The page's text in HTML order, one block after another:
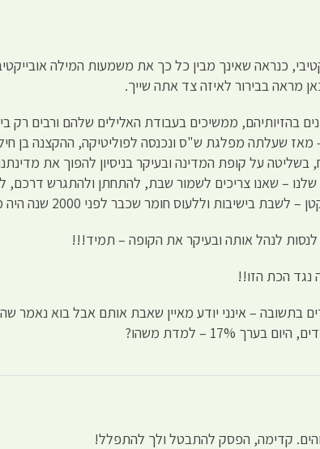
כנראה שאינך מבין כל כך את משמעות המילה
מראה בבירור לאיזה צד אתה שייך.
בהזיותיהם, ממשיכים בעבודת האלילים שלהם ורבים רק
שעלתה מפלגת ש"ס ונכנסה לפוליטיקה, ההקצנה בן
בשליטה על קופת המדינה ובעיקר בניסיון להפוך את
– שאנו צריכים לשמור שבת, להתחתן ולהתגרש
חומר שכבר לפני 2000 שנה היה מיושן ועוד כהנה וכהנה.
לנסות לנהל אותה ובעיקר את הקופה – תמיד!!!
נגד הכת הזו!!
בתשובה – אינני יודע מאיין שאבת אותם אבל בוא
קדימה, הפסק להתבטל ולך להתפלל!